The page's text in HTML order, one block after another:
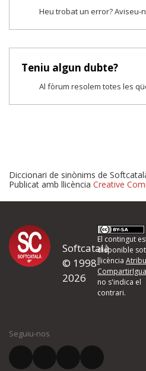
Heu trobat un error? Aviseu-
Teniu algun dubte?
Al fòrum resolem totes les
Proposeu-
d'errors
Si heu trobat un error o voleu
quina és la millora que proposeu
El vostre correu electrònic *
Diccionari de sinònims de
Publicat amb llicència Creative
Softcatalà
© 1998-
2026
El contingut
disponible
llicència
no s'indica el
contrari.
Seguiu-nos